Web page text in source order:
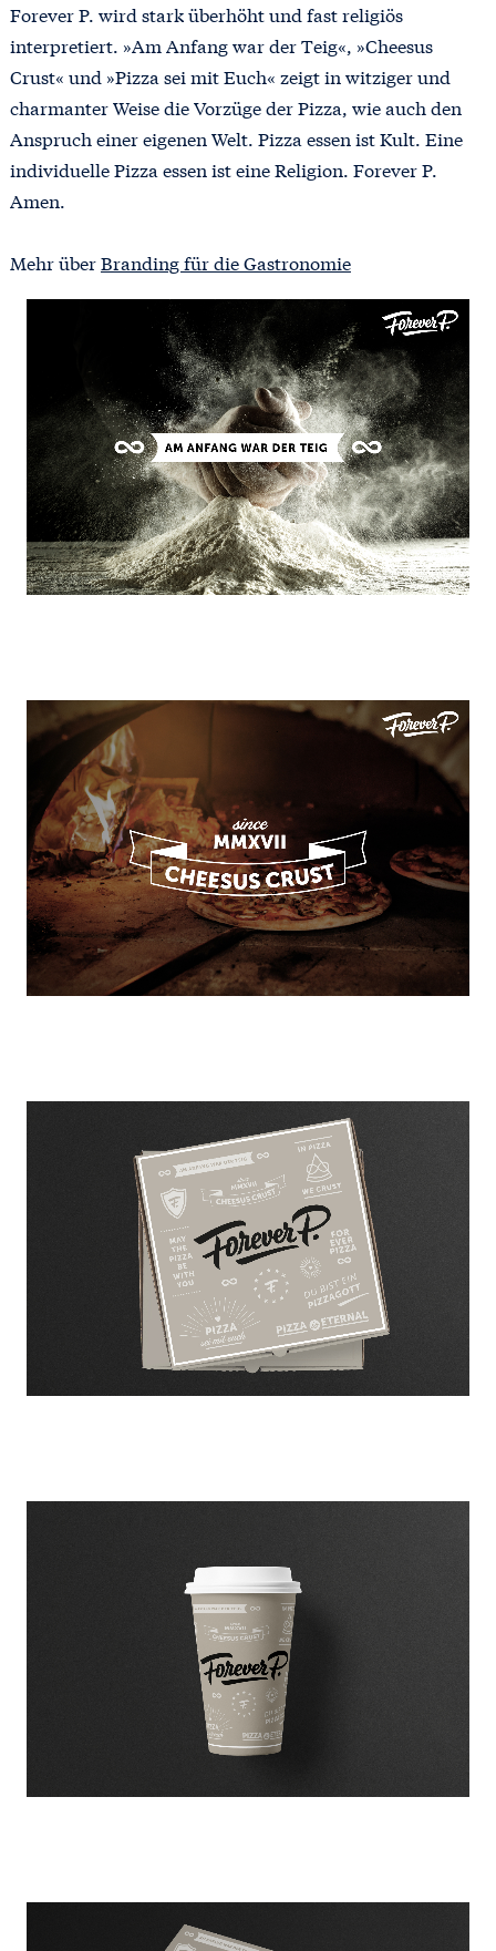
Forever P. wird stark überhöht und fast religiös
interpretiert. »Am Anfang war der Teig«, »Cheesus
Crust« und »Pizza sei mit Euch« zeigt in witziger und
charmanter Weise die Vorzüge der Pizza, wie auch den
Anspruch einer eigenen Welt. Pizza essen ist Kult. Eine
individuelle Pizza essen ist eine Religion. Forever P.
Amen.
Mehr überBranding für die Gastronomie